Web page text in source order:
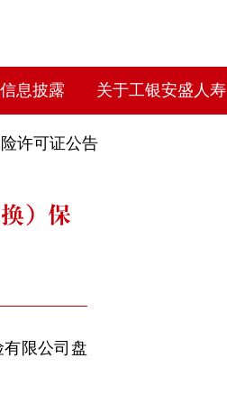
息披露 关于工银安盛人寿
许可证公告
）保
限公司盘